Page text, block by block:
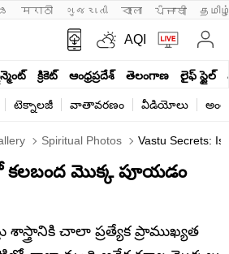
मराठी ગુજરાતી বাংলা ਪੰਜਾਬੀ
AQI
క్రికెట్ ఆంధ్రప్రదేశ్ తెలంగాణ లైఫ్ స్టైల్
టెక్నాలజీ వాతావరణం వీడియోలు
Spiritual Photos Vastu Secrets: Is
కలబంద మొక్క పూయడం
శాస్త్రానికి చాలా ప్రత్యేక ప్రాముఖ్యత